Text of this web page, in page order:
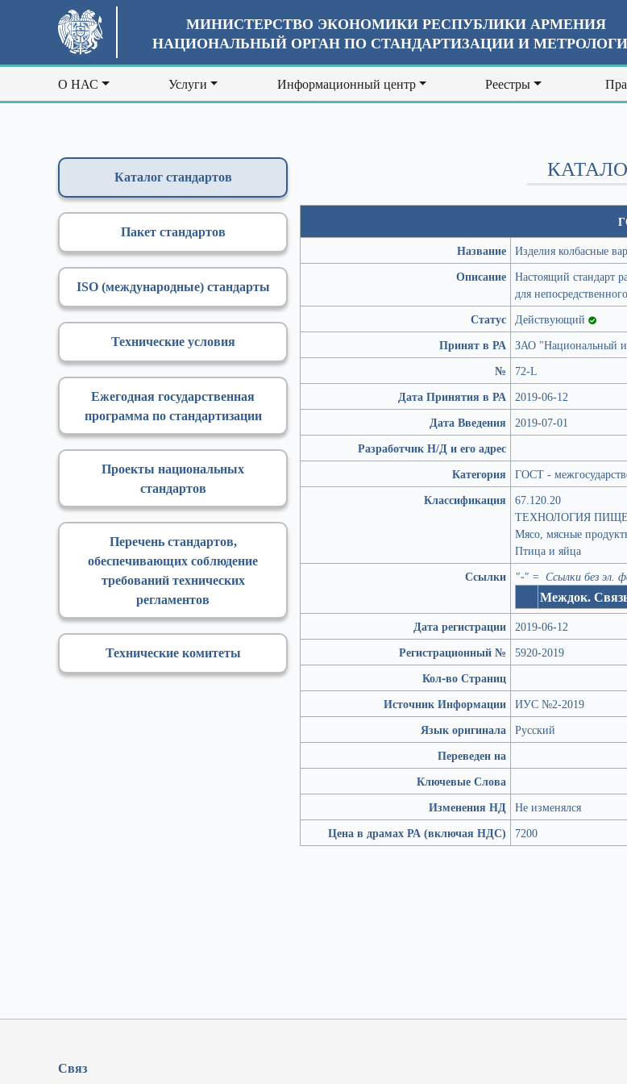
МИНИСТЕРСТВО ЭКОНОМИКИ РЕСПУБЛИКИ АРМЕНИЯ
НАЦИОНАЛЬНЫЙ ОРГАН ПО СТАНДАРТИЗАЦИИ И
О НАС Услуги Информационный центр Реестры
Каталог стандартов
Пакет стандартов
ISO (международные) стандарты
Технические условия
Ежегодная государственная
программа по стандартизации
Проекты национальных
стандартов
Перечень стандартов,
обеспечивающих соблюдение
требований технических
регламентов
Технические комитеты
Название Изделия колбасные
Описание Настоящий стандарт
для
Статус Действующий
Принят в РА ЗАО "Национальный
№
72-L
Дата Принятия в РА 2019-06-12
Дата Введения
2019-07-01
Разработчик Н/Д и его адрес
Категория
ГОСТ -
Классификация
67.120.20
ТЕХНОЛОГИЯ
Мясо, мясные
Птица и яйца
Ссылки
"-" = Ссылки без эл.
Междок.
Дата регистрации 2019-06-12
Регистрационный №
5920-2019
Кол-во Страниц
Источник Информации ИУС №2-2019
Язык оригинала Русский
Переведен на
Ключевые Слова
Изменения НД Не изменялся
Цена в драмах РА (включая НДС)
7200
Связ